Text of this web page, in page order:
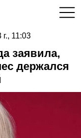
11:03
заявила,
держался